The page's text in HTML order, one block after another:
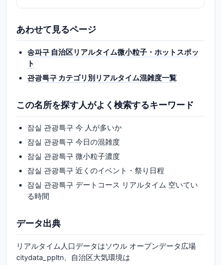
あわせて見るページ
송파구 自治区リアルタイム微小粒子・ホットスポッ
ト
관광특구 カテゴリ別リアルタイム混雑度一覧
この名所を探す人がよく検索するキーワード
잠실 관광특구 今 人が多いか
잠실 관광특구 今日の混雑度
잠실 관광특구 微小粒子濃度
잠실 관광특구 近くのイベント・祭り日程
잠실 관광특구 デートコース リアルタイム 空いてい
る時間
データ出典
リアルタイム人口データはソウル オープンデータ広場
citydata_ppltn、自治区大気環境は